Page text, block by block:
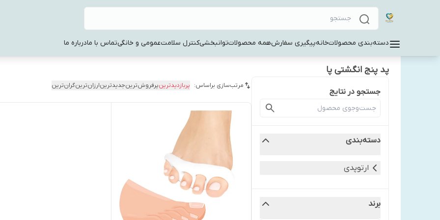
دسته‌بندی محصولاتخانهپیگیری سفارشهمه محصولاتتوانبخشیکنترل سلامتعمومی و خانگیتماس با مادرباره ما
پد پنج انگشتی پا
جستجو در نتایج
دسته‌بندی
ارتوپدی
برند
مرتب‌سازی براساس: پربازدیدترینپرفروش‌ترینجدیدترینارزان‌ترینگران‌ترین